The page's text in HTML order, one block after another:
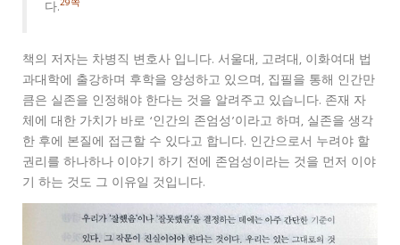
다.29쪽
책의 저자는 차병직 변호사 입니다. 서울대, 고려대, 이화여대 법
과대학에 출강하며 후학을 양성하고 있으며, 집필을 통해 인간만
큼은 실존을 인정해야 한다는 것을 알려주고 있습니다. 존재 자
체에 대한 가치가 바로 ‘인간의 존엄성’이라고 하며, 실존을 생각
한 후에 본질에 접근할 수 있다고 합니다. 인간으로서 누려야 할
권리를 하나하나 이야기 하기 전에 존엄성이라는 것을 먼저 이야
기 하는 것도 그 이유일 것입니다.